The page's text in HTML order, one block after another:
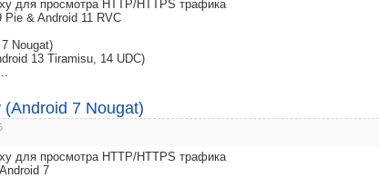
для просмотра HTTP/HTTPS трафика
& Android 11 RVC
Nougat)
13 Tiramisu, 14 UDC)
7 Nougat)
для просмотра HTTP/HTTPS трафика
7